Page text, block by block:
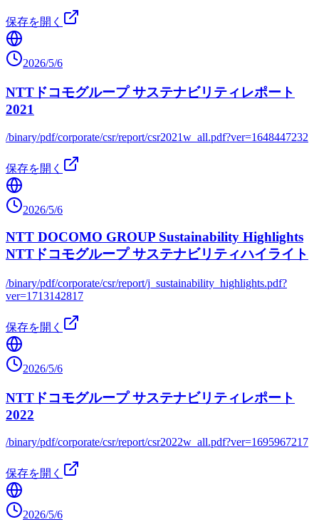
保存を開く
2026/5/6
NTTドコモグループ サステナビリティレポート
2021
/binary/pdf/corporate/csr/report/csr2021w_all.pdf?ver=1648447232
保存を開く
2026/5/6
NTT DOCOMO GROUP Sustainability Highlights
NTTドコモグループ サステナビリティハイライト
/binary/pdf/corporate/csr/report/j_sustainability_highlights.pdf?
ver=1713142817
保存を開く
2026/5/6
NTTドコモグループ サステナビリティレポート
2022
/binary/pdf/corporate/csr/report/csr2022w_all.pdf?ver=1695967217
保存を開く
2026/5/6